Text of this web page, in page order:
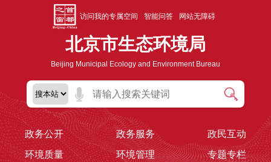
访问我的专属空间 智能问答 网站无障碍
北京市生态环境局
Beijing Municipal Ecology and Environment Bureau
政务公开 政务服务
政民互动
环境质量
环境管理 专题专栏